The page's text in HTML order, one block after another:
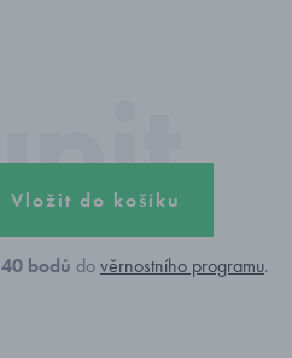
Vložit do košíku
40 bodů dověrnostního programu.